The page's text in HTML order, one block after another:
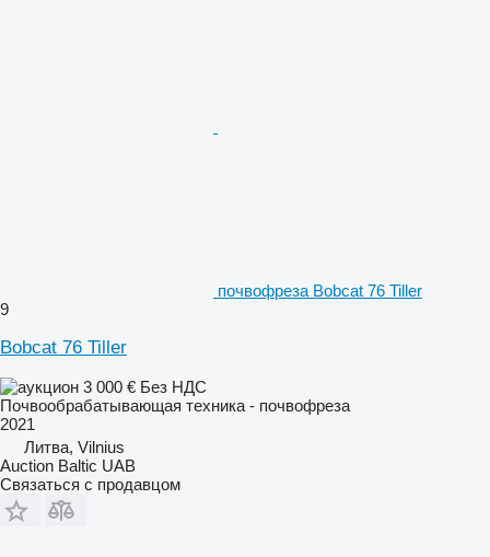
почвофреза Bobcat 76 Tiller
9
Bobcat 76 Tiller
3 000 € Без НДС
Почвообрабатывающая техника - почвофреза
2021
Литва, Vilnius
Auction Baltic UAB
Связаться с продавцом